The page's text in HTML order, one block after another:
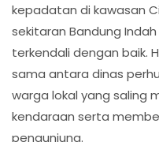
kepadatan di kawasan
sekitaran Bandung
terkendali dengan baik.
sama antara dinas
warga lokal yang saling
kendaraan serta
pengunjung.